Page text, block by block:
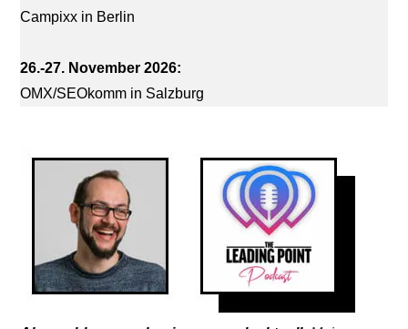
Campixx in Berlin
26.-27. November 2026:
OMX/SEOkomm in Salzburg